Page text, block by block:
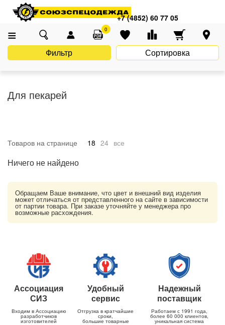
+7 (4852) 60 77 05
0
Главная Каталог Униформа
Одежда для пищевых производств
Для пекарей
Фильтр Сортировка
Товаров на странице 18 24 все
Ничего не найдено
Обращаем Ваше внимание, что цвет и внешний вид изделия
может отличаться от представленного на сайте в зависимости
от партии товара. При заказе уточняйте у менеджера про
возможные расхождения.
Ассоциация
СИЗ
Входим в Ассоциацию
разработчиков
изготовителей
Удобный
сервис
Отгрузка в кратчайшие
сроки,
большие товарные
Надежный
поставщик
Работаем с 1991 года,
более 60 000 клиентов,
уникальная система